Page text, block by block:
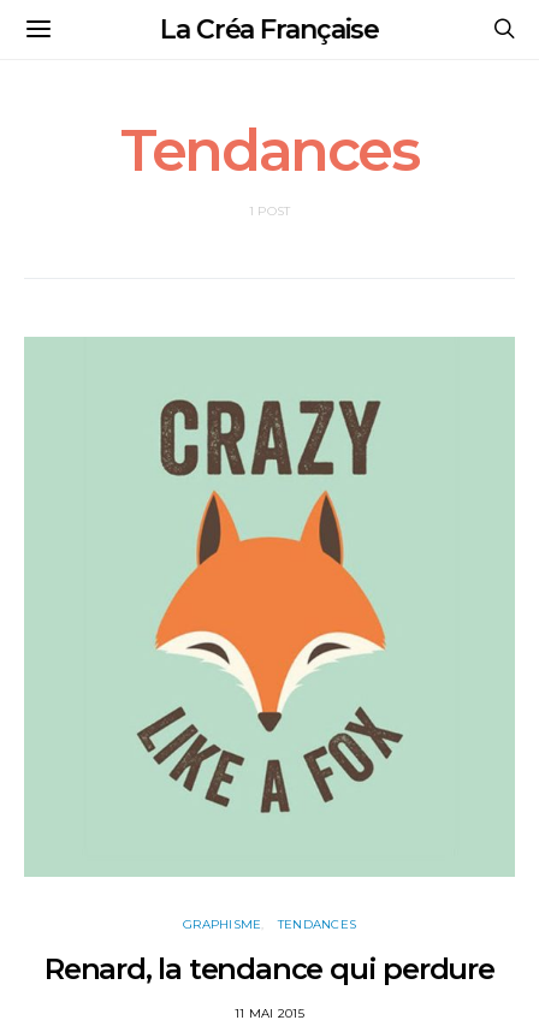
La Créa Française
Tendances
1 POST
GRAPHISME TENDANCES
Renard, la tendance qui perdure
11 MAI 2015